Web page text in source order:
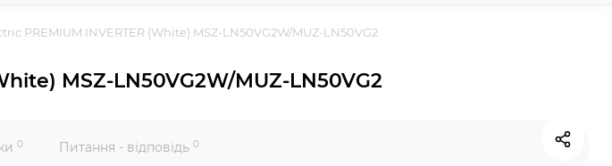
PREMIUM INVERTER (White) MSZ-LN50VG2W/MUZ-LN50VG2
MSZ-LN50VG2W/MUZ-LN50VG2
0 Питання - відповідь 0